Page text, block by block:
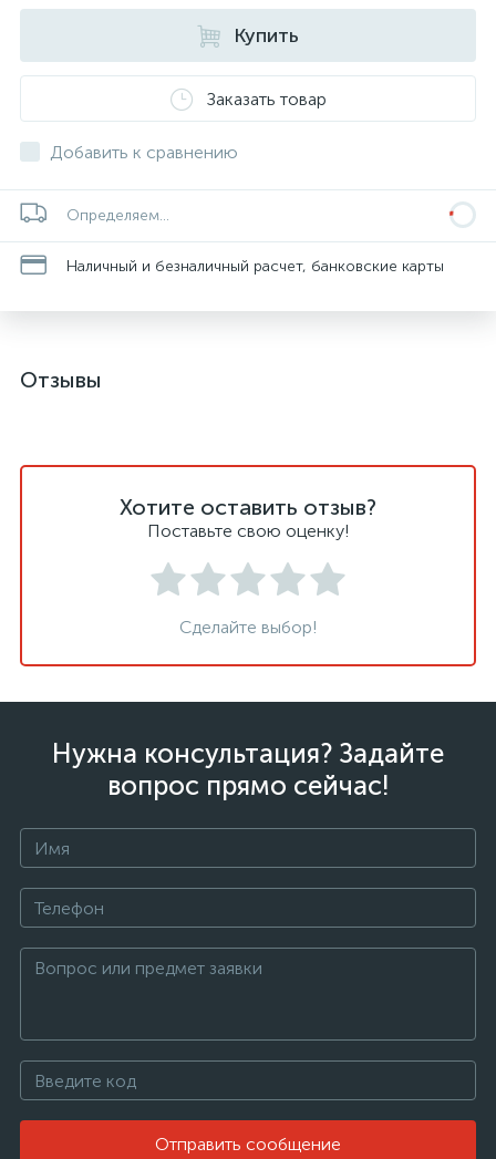
Купить
Заказать товар
Добавить к сравнению
Определяем...
Наличный и безналичный расчет, банковские карты
Отзывы
Хотите оставить отзыв?
Поставьте свою оценку!
Сделайте выбор!
Нужна консультация? Задайте
вопрос прямо сейчас!
Отправить сообщение